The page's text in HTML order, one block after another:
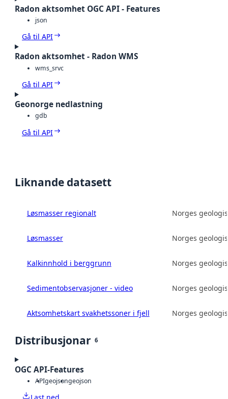
Radon aktsomhet OGC API - Features
json
Gå til API
Radon aktsomhet - Radon WMS
wms_srvc
Gå til API
Geonorge nedlastning
gdb
Gå til API
Liknande datasett
Løsmasser regionalt Norges
Løsmasser Norges
Kalkinnhold i berggrunn Norges
Sedimentobservasjoner - video Norges
Aktsomhetskart svakhetssoner i fjell Norges
Distribusjonar 6
OGC API-Features
APIgeojsongeojson